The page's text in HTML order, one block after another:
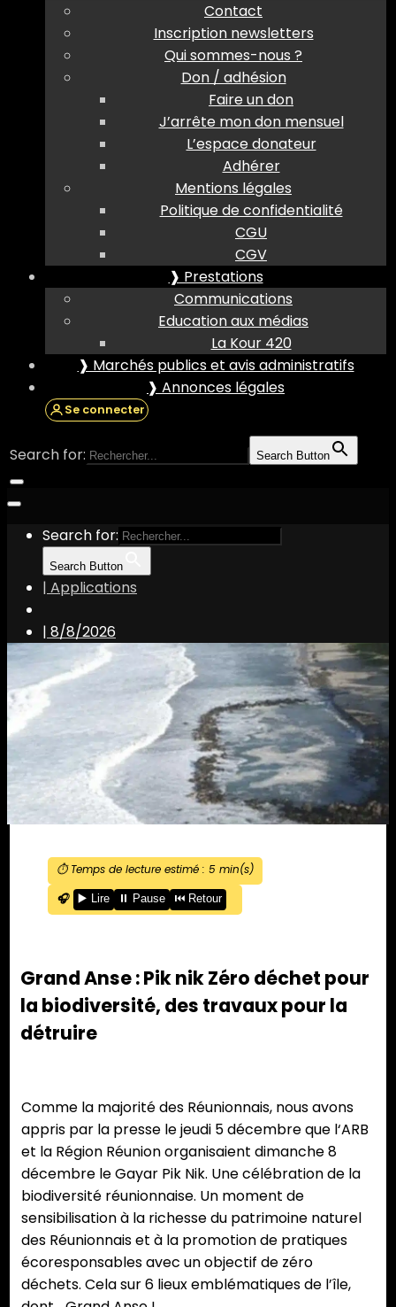
Contact
Inscription newsletters
Qui sommes-nous ?
Don / adhésion
Faire un don
J’arrête mon don mensuel
L’espace donateur
Adhérer
Mentions légales
Politique de confidentialité
CGU
CGV
❱ Prestations
Communications
Education aux médias
La Kour 420
❱ Marchés publics et avis administratifs
❱ Annonces légales
Se connecter
Search for: Search Button
Search for:
Search Button
| Applications
| 8/8/2026
⏱️ Temps de lecture estimé : 5min(s)
🎧
▶️ Lire ⏸️ Pause ⏮️ Retour
Grand Anse : Pik nik Zéro déchet pour
la biodiversité, des travaux pour la
détruire
Comme la majorité des Réunionnais, nous avons
appris par la presse le jeudi 5 décembre que l‘ARB
et la Région Réunion organisaient dimanche 8
décembre le Gayar Pik Nik. Une célébration de la
biodiversité réunionnaise. Un moment de
sensibilisation à la richesse du patrimoine naturel
des Réunionnais et à la promotion de pratiques
écoresponsables avec un objectif de zéro
déchets. Cela sur 6 lieux emblématiques de l’île,